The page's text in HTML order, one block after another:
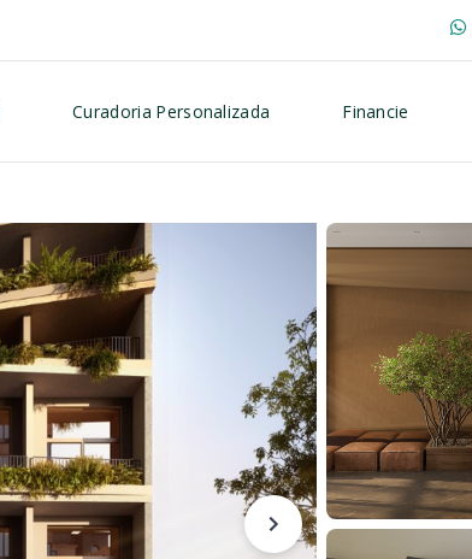
Curadoria Personalizada Financie